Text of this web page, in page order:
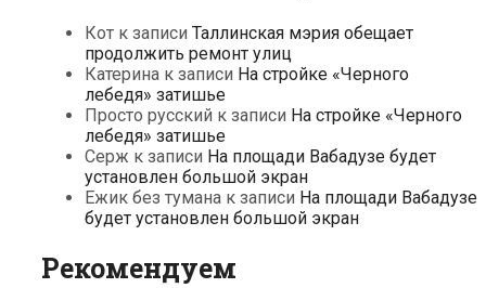
Кот к записи Таллинская мэрия обещает
продолжить ремонт улиц
Катерина к записи На стройке «Черного
лебедя» затишье
Просто русский к записи На стройке «Черного
лебедя» затишье
Серж к записи На площади Вабадузе будет
установлен большой экран
Ежик без тумана к записи На площади Вабадузе
будет установлен большой экран
Рекомендуем